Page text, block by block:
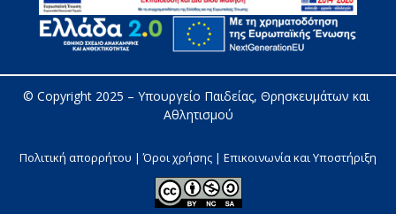
© Copyright 2025 – Υπουργείο Παιδείας, Θρησκευμάτων και
Αθλητισμού
Πολιτική απορρήτου | Όροι χρήσης | Επικοινωνία και Υποστήριξη